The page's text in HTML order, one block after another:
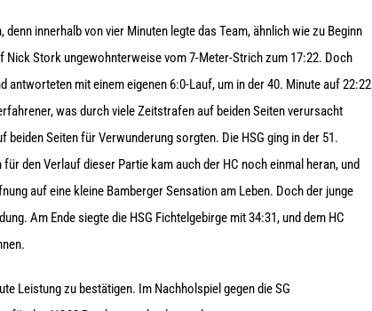
innerhalb von vier Minuten legte das Team, ähnlich wie zu Beginn
Stork ungewohnterweise vom 7-Meter-Strich zum 17:22. Doch
mit einem eigenen 6:0-Lauf, um in der 40. Minute auf 22:22
was durch viele Zeitstrafen auf beiden Seiten verursacht
Seiten für Verwunderung sorgten. Die HSG ging in der 51.
den Verlauf dieser Partie kam auch der HC noch einmal heran, und
auf eine kleine Bamberger Sensation am Leben. Doch der junge
Am Ende siegte die HSG Fichtelgebirge mit 34:31, und dem HC
Leistung zu bestätigen. Im Nachholspiel gegen die SG